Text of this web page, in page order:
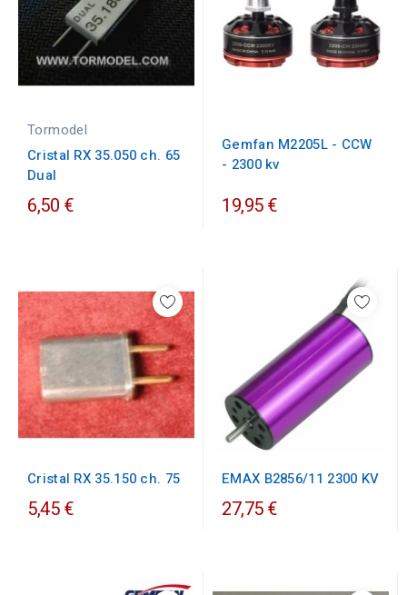
Tormodel
Cristal RX 35.050 ch. 65
Dual
6,50 €
Gemfan M2205L - CCW
- 2300 kv
19,95 €
Cristal RX 35.150 ch. 75
5,45 €
EMAX B2856/11 2300 KV
27,75 €